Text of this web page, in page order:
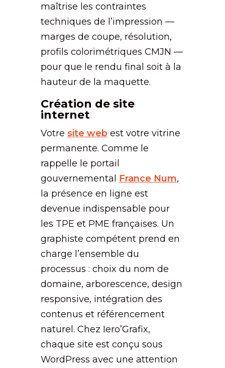
maîtrise les contraintes
techniques de l’impression —
marges de coupe, résolution,
profils colorimétriques CMJN —
pour que le rendu final soit à la
hauteur de la maquette.
Création de site
internet
Votre site webest votre vitrine
permanente. Comme le
rappelle le portail
gouvernemental
France Num,
la présence en ligne est
devenue indispensable pour
les TPE et PME françaises. Un
graphiste compétent prend en
charge l’ensemble du
processus : choix du nom de
domaine, arborescence, design
responsive, intégration des
contenus et référencement
naturel. Chez Iero’Grafix,
chaque site est conçu sous
WordPress avec une attention